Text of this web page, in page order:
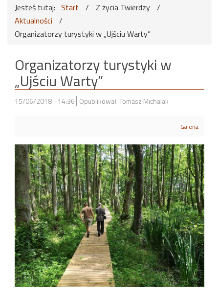
Jesteś tutaj: Start / Z życia Twierdzy /
Aktualności
/
Organizatorzy turystyki w „Ujściu Warty”
Organizatorzy turystyki w
„Ujściu Warty”
15/06/2018 - 14:36 Opublikował: Tomasz Michalak
Galeria